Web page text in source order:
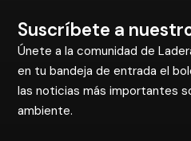
Suscríbete a
Únete a la comunidad de
en tu bandeja de entrada el
las noticias más importantes
ambiente.